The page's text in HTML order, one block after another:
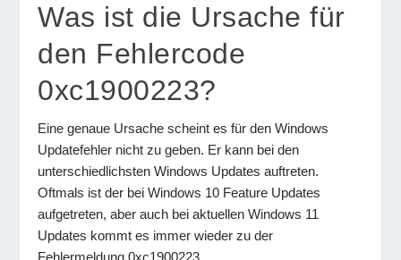
Was ist die Ursache für
den Fehlercode
0xc1900223?
Eine genaue Ursache scheint es für den Windows
Updatefehler nicht zu geben. Er kann bei den
unterschiedlichsten Windows Updates auftreten.
Oftmals ist der bei Windows 10 Feature Updates
aufgetreten, aber auch bei aktuellen Windows 11
Updates kommt es immer wieder zu der
Fehlermeldung 0xc1900223.